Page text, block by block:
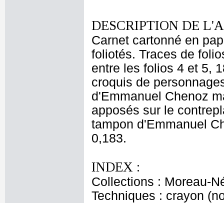
DESCRIPTION DE
Carnet cartonné en
foliotés. Traces de
entre les folios 4 et 5,
croquis de
d'Emmanuel Chenoz
apposés sur le
tampon d'Emmanuel
0,183.
INDEX :
Collections : Moreau-
Techniques : crayon